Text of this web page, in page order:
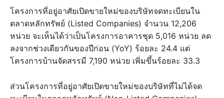
โครงการที่อยู่อาศัยเปิดขายใหม่ของบริษัทจดทะเบียนใน
ตลาดหลักทรัพย์ (Listed Companies) จำนวน 12,206
หน่วย จะเห็นได้ว่าเป็นโครงการอาคารชุด 5,016 หน่วย ลด
ลงจากช่วงเดียวกันของปีก่อน (YoY) ร้อยละ 24.4 แต่
โครงการบ้านจัดสรรมี 7,190 หน่วย เพิ่มขึ้นร้อยละ 33.3
ส่วนโครงการที่อยู่อาศัยเปิดขายใหม่ของบริษัทที่ไม่ได้จด